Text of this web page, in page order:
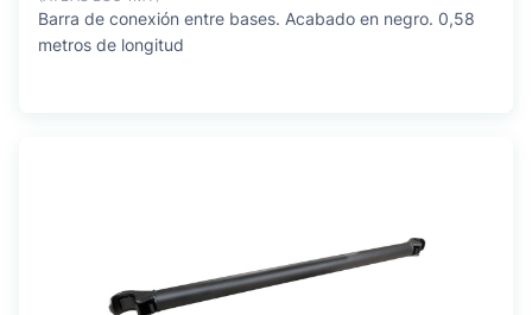
Barra de conexión entre bases. Acabado en negro. 0,58
metros de longitud